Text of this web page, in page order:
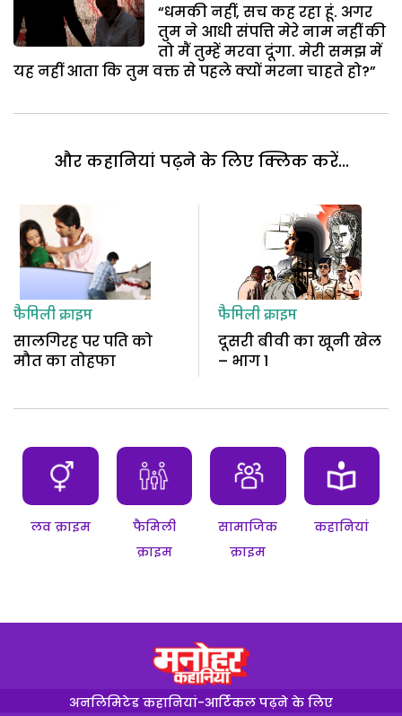
“धमकी नहीं, सच कह रहा हूं. अगर
तुम ने आधी संपत्ति मेरे नाम नहीं की
तो मैं तुम्हें मरवा दूंगा. मेरी समझ में
यह नहीं आता कि तुम वक्त से पहले क्यों मरना चाहते हो?”
और कहानियां पढ़ने के लिए क्लिक करें...
फैमिली क्राइम
सालगिरह पर पति को
मौत का तोहफा
फैमिली क्राइम
दूसरी बीवी का खूनी खेल
– भाग 1
लव क्राइम
फैमिली
क्राइम
सामाजिक
क्राइम
कहानियां
अनलिमिटेड कहानियां-आर्टिकल पढ़ने के लिए